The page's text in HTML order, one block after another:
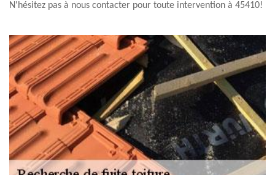
N'hésitez pas à nous contacter pour toute intervention à 45410!